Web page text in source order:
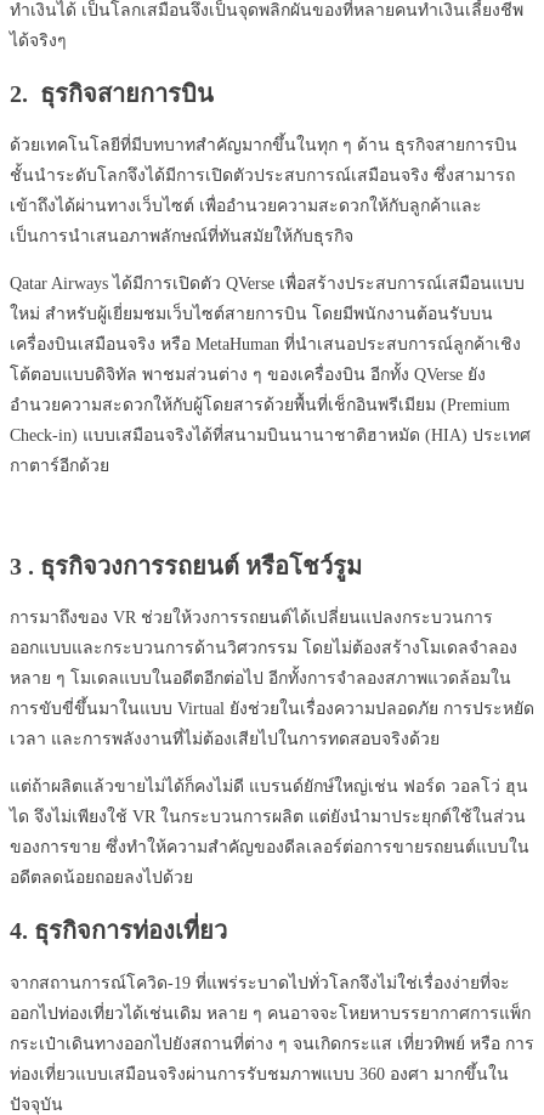
ทำเงินได้ เป็นโลกเสมือนจึงเป็นจุดพลิกผันของที่หลายคนทำเงินเลี้ยงชีพ
ได้จริงๆ
2. ธุรกิจสายการบิน
ด้วยเทคโนโลยีที่มีบทบาทสำคัญมากขึ้นในทุก ๆ ด้าน ธุรกิจสายการบิน
ชั้นนำระดับโลกจึงได้มีการเปิดตัวประสบการณ์เสมือนจริง ซึ่งสามารถ
เข้าถึงได้ผ่านทางเว็บไซต์ เพื่ออำนวยความสะดวกให้กับลูกค้าและ
เป็นการนำเสนอภาพลักษณ์ที่ทันสมัยให้กับธุรกิจ
Qatar Airways ได้มีการเปิดตัว QVerse เพื่อสร้างประสบการณ์เสมือนแบบ
ใหม่ สำหรับผู้เยี่ยมชมเว็บไซต์สายการบิน โดยมีพนักงานต้อนรับบน
เครื่องบินเสมือนจริง หรือ MetaHuman ที่นำเสนอประสบการณ์ลูกค้าเชิง
โต้ตอบแบบดิจิทัล พาชมส่วนต่าง ๆ ของเครื่องบิน อีกทั้ง QVerse ยัง
อำนวยความสะดวกให้กับผู้โดยสารด้วยพื้นที่เช็กอินพรีเมียม (Premium
Check-in) แบบเสมือนจริงได้ที่สนามบินนานาชาติฮาหมัด (HIA) ประเทศ
กาตาร์อีกด้วย
3 . ธุรกิจวงการรถยนต์ หรือโชว์รูม
การมาถึงของ VR ช่วยให้วงการรถยนต์ได้เปลี่ยนแปลงกระบวนการ
ออกแบบและกระบวนการด้านวิศวกรรม โดยไม่ต้องสร้างโมเดลจำลอง
หลาย ๆ โมเดลแบบในอดีตอีกต่อไป อีกทั้งการจำลองสภาพแวดล้อมใน
การขับขี่ขึ้นมาในแบบ Virtual ยังช่วยในเรื่องความปลอดภัย การประหยัด
เวลา และการพลังงานที่ไม่ต้องเสียไปในการทดสอบจริงด้วย
แต่ถ้าผลิตแล้วขายไม่ได้ก็คงไม่ดี แบรนด์ยักษ์ใหญ่เช่น ฟอร์ด วอลโว่ ฮุน
ได จึงไม่เพียงใช้ VR ในกระบวนการผลิต แต่ยังนำมาประยุกต์ใช้ในส่วน
ของการขาย ซึ่งทำให้ความสำคัญของดีลเลอร์ต่อการขายรถยนต์แบบใน
อดีตลดน้อยถอยลงไปด้วย
4. ธุรกิจการท่องเที่ยว
จากสถานการณ์โควิด-19 ที่แพร่ระบาดไปทั่วโลกจึงไม่ใช่เรื่องง่ายที่จะ
ออกไปท่องเที่ยวได้เช่นเดิม หลาย ๆ คนอาจจะโหยหาบรรยากาศการแพ็ก
กระเป๋าเดินทางออกไปยังสถานที่ต่าง ๆ จนเกิดกระแส เที่ยวทิพย์ หรือ การ
ท่องเที่ยวแบบเสมือนจริงผ่านการรับชมภาพแบบ 360 องศา มากขึ้นใน
ปัจจุบัน